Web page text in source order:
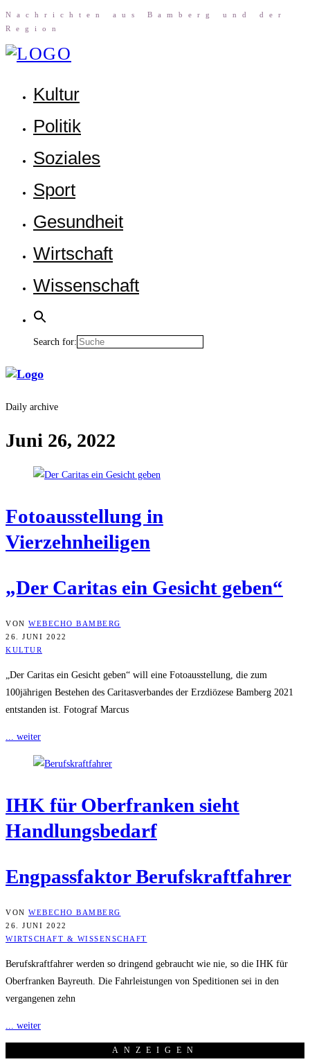
Nach­rich­ten aus Bam­berg und der
Region
Kul­tur
Poli­tik
Sozia­les
Sport
Gesund­heit
Wirt­schaft
Wis­sen­schaft
Search for:
Daily archive
Juni 26, 2022
Foto­aus­stel­lung in
Vierzehnheiligen
„Der Cari­tas ein Gesicht geben“
VON WEBECHO BAMBERG
26. JUNI 2022
KULTUR
„Der Caritas ein Gesicht geben“ will eine Fotoausstellung, die zum
100jährigen Bestehen des Caritasverbandes der Erzdiözese Bamberg 2021
entstanden ist. Fotograf Marcus
... weiter
IHK für Ober­fran­ken sieht
Handlungsbedarf
Eng­pass­fak­tor Berufskraftfahrer
VON WEBECHO BAMBERG
26. JUNI 2022
WIRTSCHAFT & WISSENSCHAFT
Berufskraftfahrer werden so dringend gebraucht wie nie, so die IHK für
Oberfranken Bayreuth. Die Fahrleistungen von Speditionen sei in den
vergangenen zehn
... weiter
ANZEI­GEN